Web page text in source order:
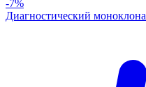
-7%
Диагностический